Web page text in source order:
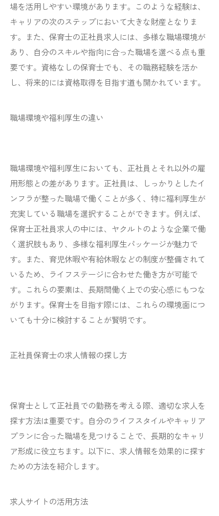
場を活用しやすい環境があります。このような経験は、
キャリアの次のステップにおいて大きな財産となりま
す。また、保育士の正社員求人には、多様な職場環境が
あり、自分のスキルや指向に合った職場を選べる点も重
要です。資格なしの保育士でも、その職務経験を活か
し、将来的には資格取得を目指す道も開かれています。
職場環境や福利厚生の違い
職場環境や福利厚生においても、正社員とそれ以外の雇
用形態との差があります。正社員は、しっかりとしたイ
ンフラが整った職場で働くことが多く、特に福利厚生が
充実している職場を選択することができます。例えば、
保育士正社員求人の中には、ヤクルトのような企業で働
く選択肢もあり、多様な福利厚生パッケージが魅力で
す。また、育児休暇や有給休暇などの制度が整備されて
いるため、ライフステージに合わせた働き方が可能で
す。これらの要素は、長期間働く上での安心感にもつな
がります。保育士を目指す際には、これらの環境面につ
いても十分に検討することが賢明です。
正社員保育士の求人情報の探し方
保育士として正社員での勤務を考える際、適切な求人を
探す方法は重要です。自分のライフスタイルやキャリア
プランに合った職場を見つけることで、長期的なキャリ
ア形成に役立ちます。以下に、求人情報を効果的に探す
ための方法を紹介します。
求人サイトの活用方法